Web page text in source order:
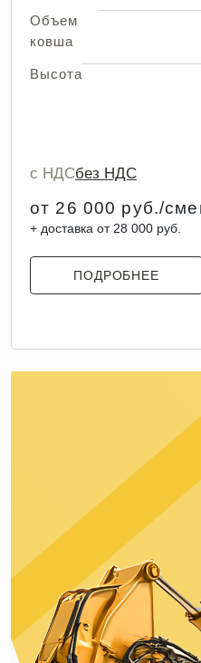
Объем
ковша
Высота
с НДСбез НДС
от 26 000 руб./
+ доставка от 28 000 руб.
ПОДРОБНЕЕ